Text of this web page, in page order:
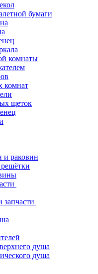
бумаги
комнаты
комнат
щеток
и раковин
душа
душа